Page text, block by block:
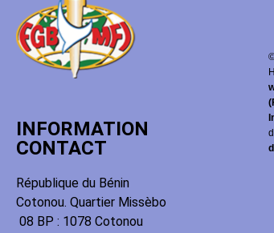
INFORMATION
CONTACT
République du Bénin
Cotonou. Quartier Missèbo
08 BP : 1078 Cotonou